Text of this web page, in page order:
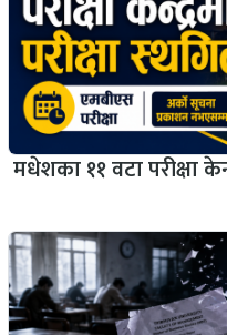
मधेशका ११ वटा परीक्षा